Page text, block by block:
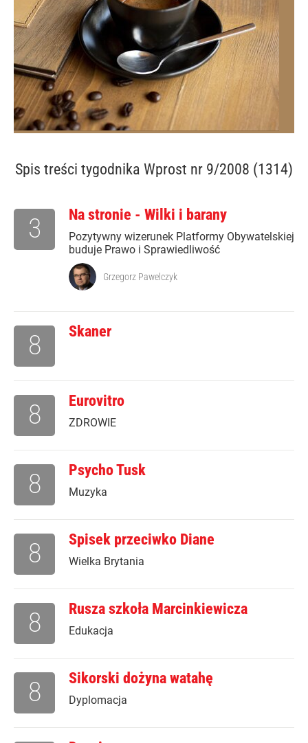
Spis treści tygodnika Wprost nr 9/2008 (1314)
Na stronie - Wilki i barany
Pozytywny wizerunek Platformy Obywatelskiej
buduje Prawo i Sprawiedliwość
3
Grzegorz Pawelczyk
Skaner
8
Eurovitro
ZDROWIE
8
Psycho Tusk
Muzyka
8
Spisek przeciwko Diane
Wielka Brytania
8
Rusza szkoła Marcinkiewicza
Edukacja
8
Sikorski dożyna watahę
Dyplomacja
8